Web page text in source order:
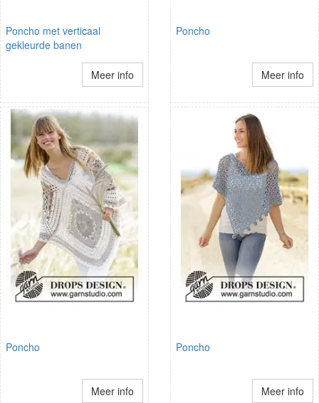
Poncho met verticaal
gekleurde banen
Meer info
Poncho
Meer info
Poncho
Meer info
Poncho
Meer info